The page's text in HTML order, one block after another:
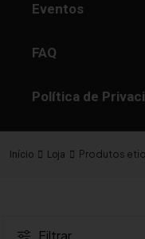
Eventos
FAQ
Política de
Início Loja Produtos
Filtrar